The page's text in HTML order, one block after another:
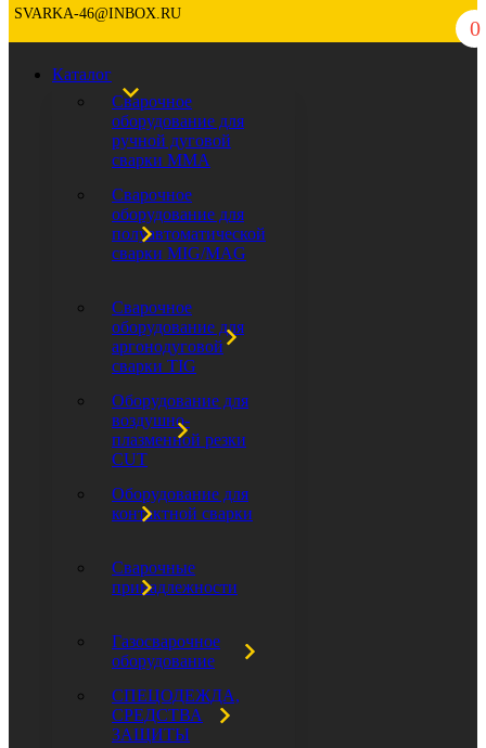
SVARKA-46@INBOX.RU
0
Каталог
Сварочное
оборудование для
ручной дуговой
сварки ММА
Сварочное
оборудование для
полуавтоматической
сварки MIG/MAG
Сварочное
оборудование для
аргонодуговой
сварки TIG
Оборудование для
воздушно-
плазменной резки
CUT
Оборудование для
контактной сварки
Сварочные
принадлежности
Газосварочное
оборудование
СПЕЦОДЕЖДА,
СРЕДСТВА
ЗАЩИТЫ